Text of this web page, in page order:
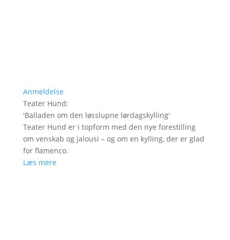
Anmeldelse
Teater Hund:
'Balladen om den løsslupne lørdagskylling'
Teater Hund er i topform med den nye forestilling
om venskab og jalousi – og om en kylling, der er glad
for flamenco.
Læs mere